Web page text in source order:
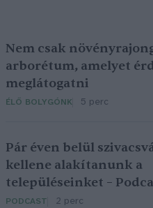
Nem csak
arborétum, amelyet
meglátogatni
ÉLŐ BOLYGÓNK 5 perc
Pár éven belül
kellene alakítanunk a
településeinket –
PODCAST 2 perc